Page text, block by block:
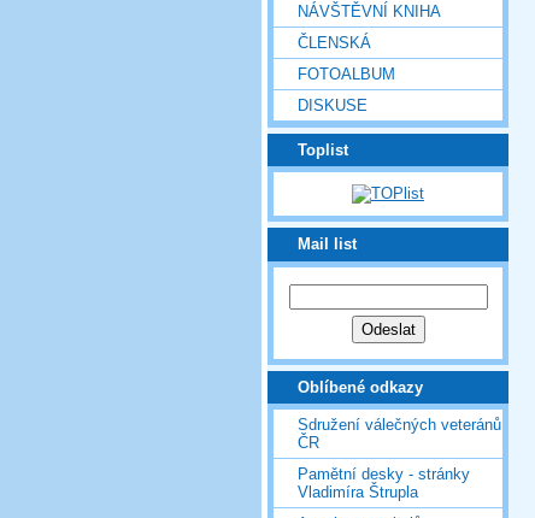
NÁVŠTĚVNÍ KNIHA
ČLENSKÁ
FOTOALBUM
DISKUSE
Toplist
Mail list
Oblíbené odkazy
Sdružení válečných veteránů
ČR
Pamětní desky - stránky
Vladimíra Štrupla